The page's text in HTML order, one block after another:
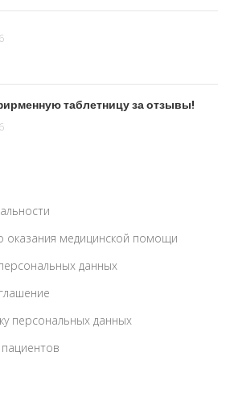
таблетницу за отзывы!
оказания медицинской помощи
данных
персональных данных